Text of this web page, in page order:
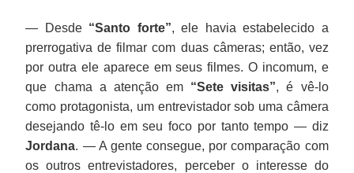
— Desde “Santo forte”, ele havia estabelecido a
prerrogativa de filmar com duas câmeras; então, vez
por outra ele aparece em seus filmes. O incomum, e
que chama a atenção em “Sete visitas”, é vê-lo
como protagonista, um entrevistador sob uma câmera
desejando tê-lo em seu foco por tanto tempo — diz
Jordana. — A gente consegue, por comparação com
os outros entrevistadores, perceber o interesse do